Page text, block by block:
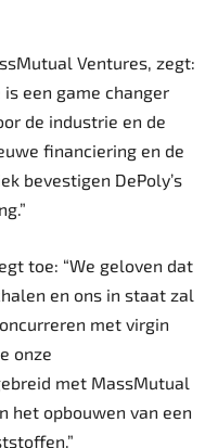
Ventures, zegt:
is een game changer
de industrie en de
financiering en de
bevestigen DePoly’s
toe: “We geloven dat
en ons in staat zal
met virgin
onze
met MassMutual
het opbouwen van een